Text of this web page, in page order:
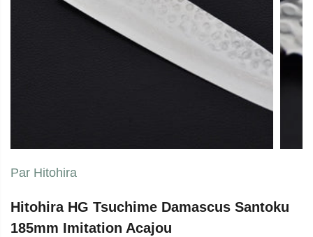
Par Hitohira
Hitohira HG Tsuchime Damascus Santoku
185mm Imitation Acajou